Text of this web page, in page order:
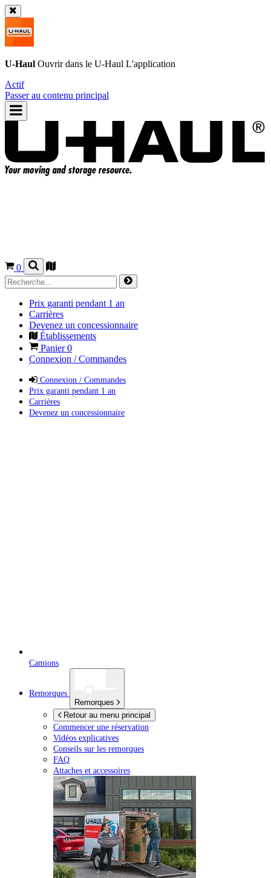
U-Haul Ouvrir dans le U-Haul L'application
Actif
Passer au contenu principal
0
Prix garanti pendant 1 an
Carrières
Devenez un concessionnaire
Établissements
Panier0
Connexion / Commandes
Connexion / Commandes
Prix garanti pendant 1 an
Carrières
Devenez un concessionnaire
Camions
Remorques
Remorques
Retour au menu principal
Commencer une réservation
Vidéos explicatives
Conseils sur les remorques
FAQ
Attaches et accessoires